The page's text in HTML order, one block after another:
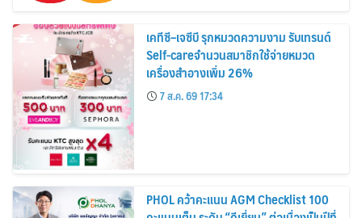
เคทีซี–เจซีบี รุกหมวดความงาม รับเทรนด์
Self-careจำนวนสมาชิกใช้จ่ายหมวด
เครื่องสำอางเพิ่ม 26%
7 ส.ค. 69 17:34
PHOL คว้าคะแนน AGM Checklist 100